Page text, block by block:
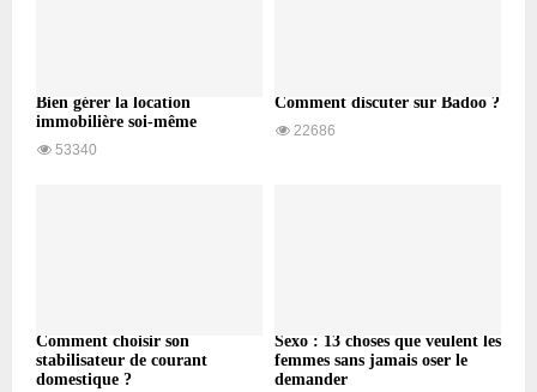
Bien gérer la location
immobilière soi-même
53340
Comment discuter sur Badoo ?
22686
Comment choisir son
stabilisateur de courant
domestique ?
Sexo : 13 choses que veulent les
femmes sans jamais oser le
demander